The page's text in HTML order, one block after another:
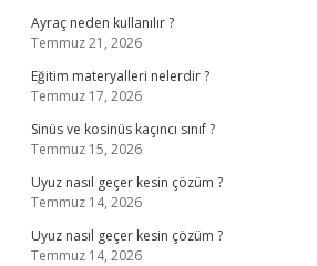
Ayraç neden kullanılır ?
Temmuz 21, 2026
Eğitim materyalleri nelerdir ?
Temmuz 17, 2026
Sinüs ve kosinüs kaçıncı sınıf ?
Temmuz 15, 2026
Uyuz nasıl geçer kesin çözüm ?
Temmuz 14, 2026
Uyuz nasıl geçer kesin çözüm ?
Temmuz 14, 2026